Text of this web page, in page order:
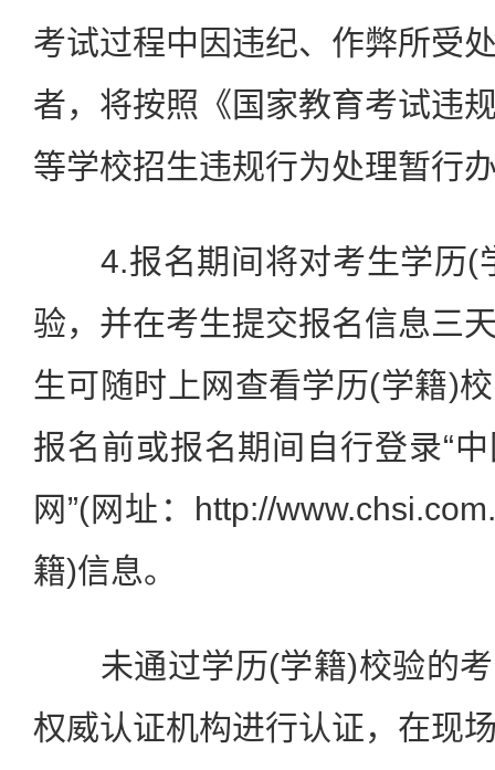
考试过程中因违纪、作弊所受
者，将按照《国家教育考试违
等学校招生违规行为处理暂行
4.报名期间将对考生学历(
验，并在考生提交报名信息三
生可随时上网查看学历(学籍)
报名前或报名期间自行登录“
网”(网址：http://
籍)信息。
未通过学历(学籍)校验的考
权威认证机构进行认证，在现